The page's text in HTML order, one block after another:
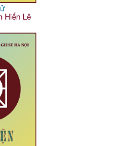
Hiến Lê